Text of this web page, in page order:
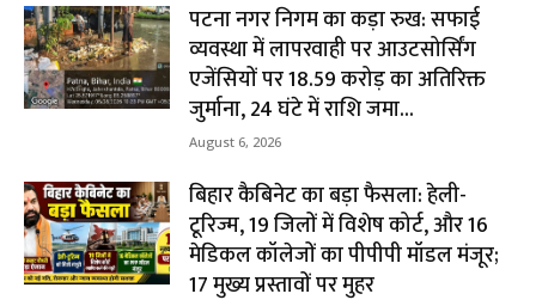
पटना नगर निगम का कड़ा रुख: सफाई
व्यवस्था में लापरवाही पर आउटसोर्सिंग
एजेंसियों पर ₹18.59 करोड़ का अतिरिक्त
जुर्माना, 24 घंटे में राशि जमा...
August 6, 2026
बिहार कैबिनेट का बड़ा फैसला: हेली-
टूरिज्म, 19 जिलों में विशेष कोर्ट, और 16
मेडिकल कॉलेजों का पीपीपी मॉडल मंजूर;
17 मुख्य प्रस्तावों पर मुहर